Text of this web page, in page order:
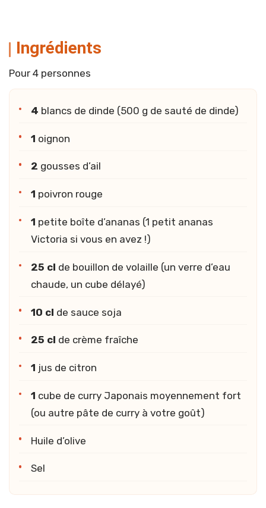
Ingrédients
Pour 4 personnes
4 blancs de dinde (500 g de sauté de dinde)
1 oignon
2 gousses d’ail
1 poivron rouge
1 petite boîte d’ananas (1 petit ananas
Victoria si vous en avez !)
25 cl de bouillon de volaille (un verre d’eau
chaude, un cube délayé)
10 cl de sauce soja
25 cl de crème fraîche
1 jus de citron
1 cube de curry Japonais moyennement fort
(ou autre pâte de curry à votre goût)
Huile d’olive
Sel